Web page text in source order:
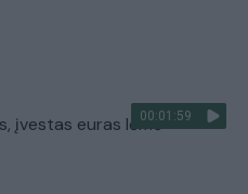
00:01:59
įvestas euras lėmė